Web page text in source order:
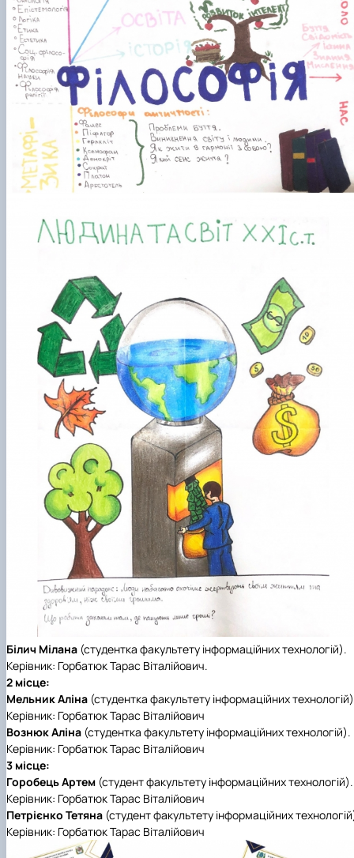
Білич Мілана (студентка факультету інформаційних технологій).
Керівник: Горбатюк Тарас Віталійович.
2 місце:
Мельник Аліна (студентка факультету інформаційних
Керівник: Горбатюк Тарас Віталійович
Вознюк Аліна (студентка факультету інформаційних технологій).
Керівник: Горбатюк Тарас Віталійович
3 місце:
Горобець Артем (студент факультету інформаційних технологій).
Керівник: Горбатюк Тарас Віталійович
Петрієнко Тетяна (студент факультету інформаційних
Керівник: Горбатюк Тарас Віталійович